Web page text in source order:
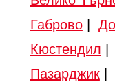
Габрово|
Кюстендил
Пазарджик|